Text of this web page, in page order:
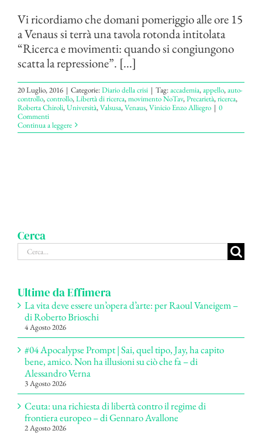
Vi ricordiamo che domani pomeriggio alle ore 15
a Venaus si terrà una tavola rotonda intitolata
“Ricerca e movimenti: quando si congiungono
scatta la repressione”. [...]
20 Luglio, 2016 | Categorie:Diario della crisi | Tag:accademia,appello,auto-
controllo,controllo,Libertà di ricerca,movimento NoTav,Precarietà,ricerca,
Roberta Chiroli,Università,Valsusa,Venaus,Vinicio Enzo Alliegro | 0
Commenti
Continua a leggere
Cerca
Cerca
per:
Ultime da Effimera
La vita deve essere un’opera d’arte: per Raoul Vaneigem –
di Roberto Brioschi
4 Agosto 2026
#04 Apocalypse Prompt | Sai, quel tipo, Jay, ha capito
bene, amico. Non ha illusioni su ciò che fa – di
Alessandro Verna
3 Agosto 2026
Ceuta: una richiesta di libertà contro il regime di
frontiera europeo – di Gennaro Avallone
2 Agosto 2026